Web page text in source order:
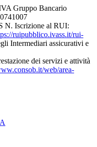
Gruppo Bancario
N. Iscrizione al RUI:
ruipubblico.ivass.it/rui-
Intermediari assicurativi e
dei servizi e attività
web/area-